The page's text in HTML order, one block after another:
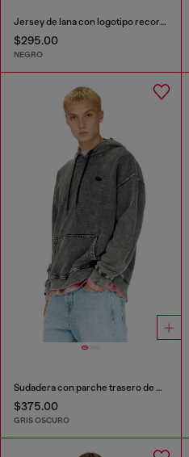
Jersey de lana con logotipo recortado
$295.00
NEGRO
Sudadera con parche trasero de corte bruto
$375.00
GRIS OSCURO